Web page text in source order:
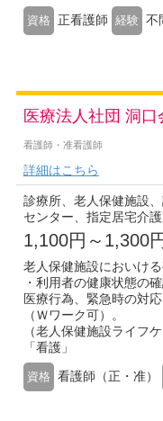
資格 正看護師 経験 不
医療法人社団 洞口
看護師・准看護師
詳細はこちら
診療所、老人保健施設
センター、指定居宅介
1,100円～1,300
老人保健施設においけ
・利用者の健康状態の
医療行為、緊急時の対
（Ｗワーク可）。
（老人保健施設ライフ
「看護」
資格 看護師（正・准）